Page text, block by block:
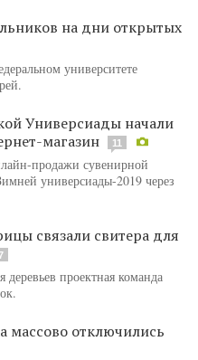
на дни открытых
университете
Универсиады начали
магазин
11
продажи сувенирной
универсиады-2019 через
связали свитера для
проектная команда
массово отключились